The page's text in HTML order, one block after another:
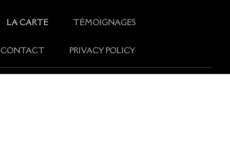
LA CARTE TÉMOIGNAGES
CONTACT PRIVACY POLICY